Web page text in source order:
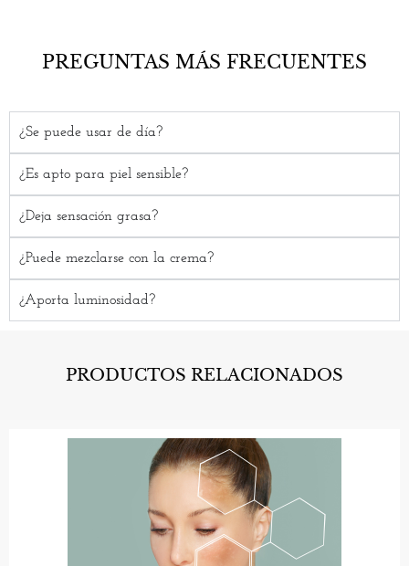
PREGUNTAS MÁS FRECUENTES
¿Se puede usar de día?
¿Es apto para piel sensible?
¿Deja sensación grasa?
¿Puede mezclarse con la crema?
¿Aporta luminosidad?
PRODUCTOS RELACIONADOS